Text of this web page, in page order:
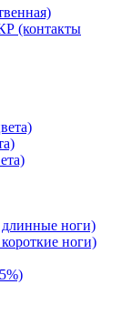
длинные ноги)
ноги)